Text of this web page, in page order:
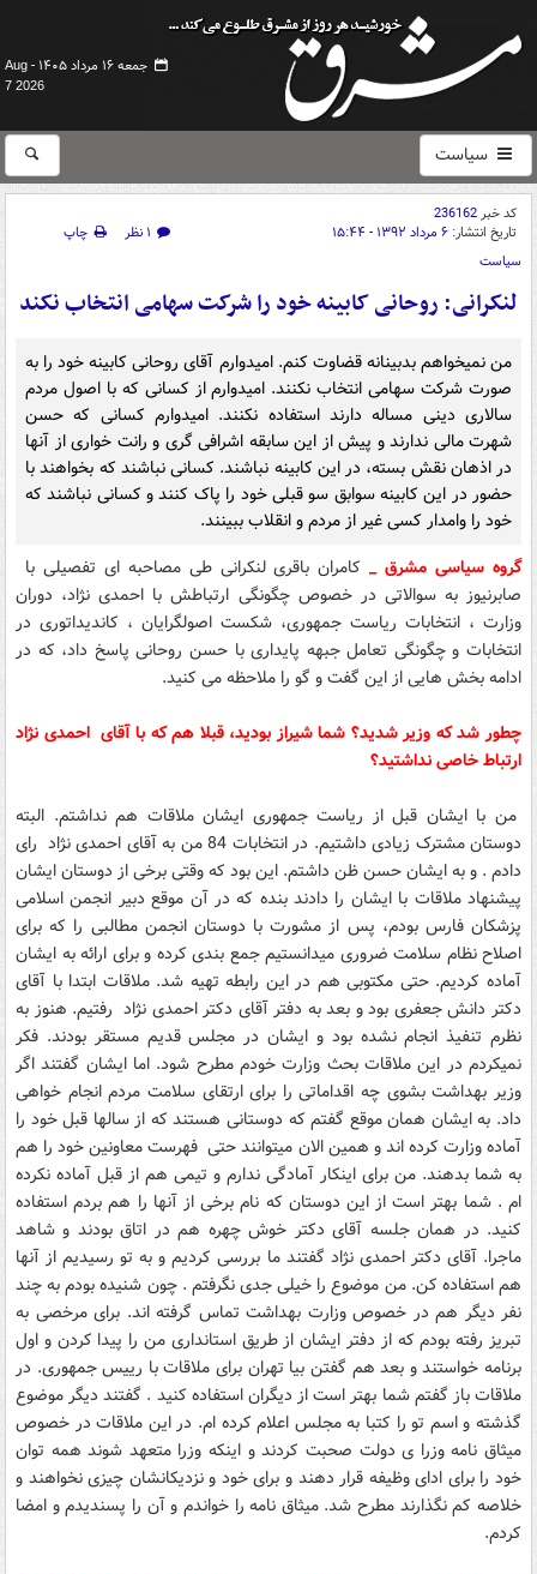
جمعه ۱۶ مرداد ۱۴۰۵ -
Aug
7 2026
سیاست
کد خبر236162
تاریخ انتشار: ۶ مرداد ۱۳۹۲ - ۱۵:۴۴ ۱ نظر
چاپ
سیاست
لنکرانی: روحانی کابینه خود را شرکت سهامی انتخاب نکند
من نمیخواهم بدبینانه قضاوت کنم. امیدوارم آقای روحانی کابینه خود را به
صورت شرکت سهامی انتخاب نکنند. امیدوارم از کسانی که با اصول مردم
سالاری دینی مساله دارند استفاده نکنند. امیدوارم کسانی که حسن
شهرت مالی ندارند و پیش از این سابقه اشرافی گری و رانت خواری از آنها
در اذهان نقش بسته، در این کابینه نباشند. کسانی نباشند که بخواهند با
حضور در این کابینه سوابق سو قبلی خود را پاک کنند و کسانی نباشند که
خود را وامدار کسی غیر از مردم و انقلاب ببینند.
گروه سیاسی مشرق _ کامران باقری لنکرانی طی مصاحبه ای تفصیلی با
صابرنیوز به سوالاتی در خصوص چگونگی ارتباطش با احمدی نژاد، دوران
وزارت ، انتخابات ریاست جمهوری، شکست اصولگرایان ، کاندیداتوری در
انتخابات و چگونگی تعامل جبهه پایداری با حسن روحانی پاسخ داد، که در
ادامه بخش هایی از این گفت و گو را ملاحظه می کنید.
چطور شد که وزیر شدید؟ شما شیراز بودید، قبلا هم که با آقای احمدی نژاد
ارتباط خاصی نداشتید؟
من با ایشان قبل از ریاست جمهوری ایشان ملاقات هم نداشتم. البته
دوستان مشترک زیادی داشتیم. در انتخابات 84 من به آقای احمدی نژاد رای
دادم . و به ایشان حسن ظن داشتم. این بود که وقتی برخی از دوستان ایشان
پیشنهاد ملاقات با ایشان را دادند بنده که در آن موقع دبیر انجمن اسلامی
پزشکان فارس بودم، پس از مشورت با دوستان انجمن مطالبی را که برای
اصلاح نظام سلامت ضروری میدانستیم جمع بندی کرده و برای ارائه به ایشان
آماده کردیم. حتی مکتوبی هم در این رابطه تهیه شد. ملاقات ابتدا با آقای
دکتر دانش جعفری بود و بعد به دفتر آقای دکتر احمدی نژاد رفتیم. هنوز به
نظرم تنفیذ انجام نشده بود و ایشان در مجلس قدیم مستقر بودند. فکر
نمیکردم در این ملاقات بحث وزارت خودم مطرح شود. اما ایشان گفتند اگر
وزیر بهداشت بشوی چه اقداماتی را برای ارتقای سلامت مردم انجام خواهی
داد. به ایشان همان موقع گفتم که دوستانی هستند که از سالها قبل خود را
آماده وزارت کرده اند و همین الان میتوانند حتی فهرست معاونین خود را هم
به شما بدهند. من برای اینکار آمادگی ندارم و تیمی هم از قبل آماده نکرده
ام . شما بهتر است از این دوستان که نام برخی از آنها را هم بردم استفاده
کنید. در همان جلسه آقای دکتر خوش چهره هم در اتاق بودند و شاهد
ماجرا. آقای دکتر احمدی نژاد گفتند ما بررسی کردیم و به تو رسیدیم از آنها
هم استفاده کن. من موضوع را خیلی جدی نگرفتم . چون شنیده بودم به چند
نفر دیگر هم در خصوص وزارت بهداشت تماس گرفته اند. برای مرخصی به
تبریز رفته بودم که از دفتر ایشان از طریق استانداری من را پیدا کردن و اول
برنامه خواستند و بعد هم گفتن بیا تهران برای ملاقات با رییس جمهوری. در
ملاقات باز گفتم شما بهتر است از دیگران استفاده کنید . گفتند دیگر موضوع
گذشته و اسم تو را کتبا به مجلس اعلام کرده ام. در این ملاقات در خصوص
میثاق نامه وزرا ی دولت صحبت کردند و اینکه وزرا متعهد شوند همه توان
خود را برای ادای وظیفه قرار دهند و برای خود و نزدیکانشان چیزی نخواهند و
خلاصه کم نگذارند مطرح شد. میثاق نامه را خواندم و آن را پسندیدم و امضا
کردم.